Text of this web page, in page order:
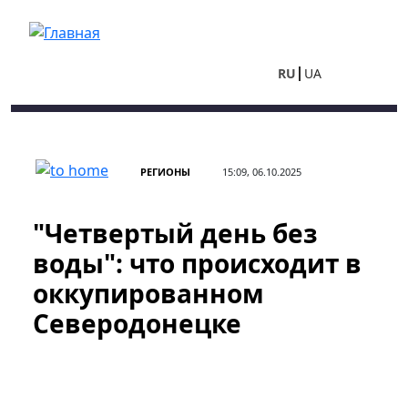
RU UA
РЕГИОНЫ 15:09, 06.10.2025
"Четвертый день без
воды": что происходит в
оккупированном
Северодонецке